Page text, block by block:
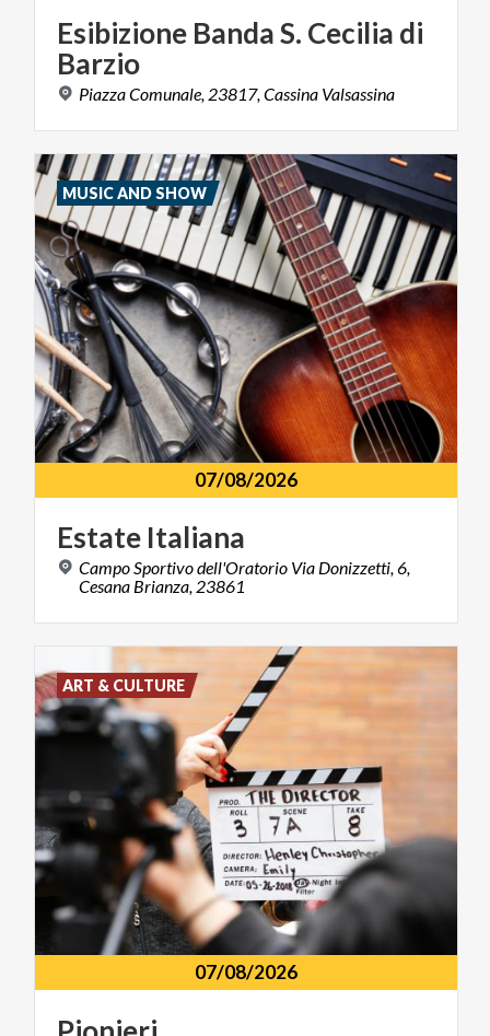
Esibizione BandaS. Cecilia di
Barzio
PiazzaComunale, 23817, Cassina Valsassina
07/08/2026
Estate Italiana
Campo Sportivo dell'Oratorio Via Donizzetti, 6,
Cesana Brianza, 23861
MUSIC AND SHOW
07/08/2026
ART & CULTURE